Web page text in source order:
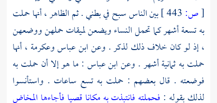
[ص:
بين الناس سبح في بطني . ثم الظاهر ، أنها حملت
به تسعة أشهر كما تحمل النساء ويضعن لميقات حملهن ووضعهن
، إذ لو كان خلاف ذلك لذكر . وعنابن عباسوعكرمة ،أنها
حملت به ثمانية أشهر . وعنابن عباس : ما هو إلا أن حملت به
فوضعته . قال بعضهم : حملت به تسع ساعات . واستأنسوا
لذلك بقوله : فحملته فانتبذت به مكانا قصيا فأجاءها المخاض